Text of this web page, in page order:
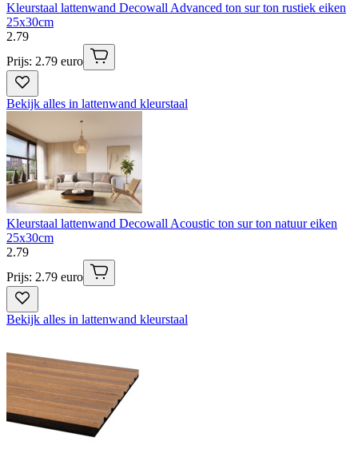
Kleurstaal lattenwand Decowall Advanced ton sur ton rustiek eiken
25x30cm
2.79
Prijs: 2.79 euro
Bekijk alles in lattenwand kleurstaal
Kleurstaal lattenwand Decowall Acoustic ton sur ton natuur eiken
25x30cm
2.79
Prijs: 2.79 euro
Bekijk alles in lattenwand kleurstaal